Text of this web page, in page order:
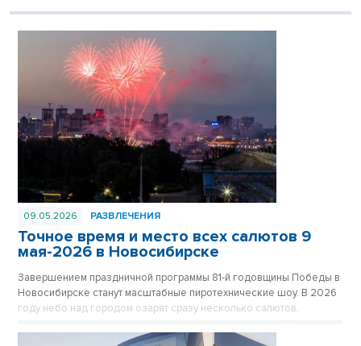
09.05.2026 РАЗВЛЕЧЕНИЯ
Точное время и место всех салютов 9
мая-2026 в Новосибирске
Завершением праздничной программы 81-й годовщины Победы в
Новосибирске станут масштабные пиротехнические шоу. В 2026
году небо над городом озарят сразу несколько салютов,
мегаполиса, чтобы жители могли встретить праздник рядом с